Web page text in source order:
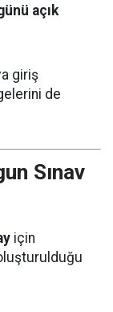
açık
giriş
de
Sınav
için